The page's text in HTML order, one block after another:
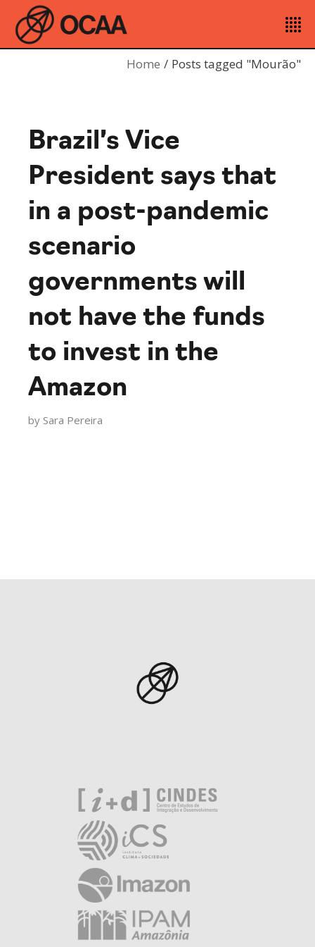
Home Posts tagged "Mourão"
Brazil’s Vice
President says that
in a post-pandemic
scenario
governments will
not have the funds
to invest in the
Amazon
by Sara Pereira